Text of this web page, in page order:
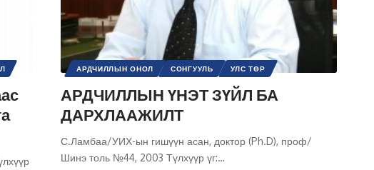
АРДЧИЛЛЫН ОНОЛ СОНГУУЛЬ
УЛС ТӨР
АРДЧИЛЛЫН ҮНЭТ ЗҮЙЛ БА
ДАРХЛААЖИЛТ
С.Ламбаа/УИХ-ын гишүүн асан, доктор (Ph.D), проф/
Шинэ толь №44, 2003 Түлхүүр үг:…